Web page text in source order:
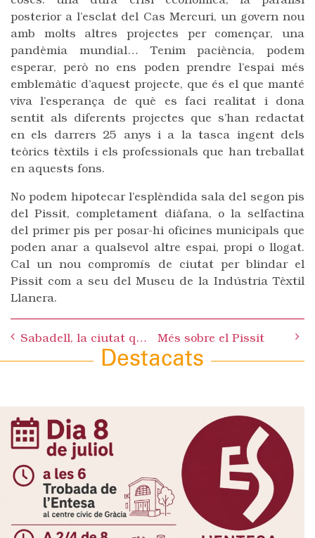
posterior a l’esclat del Cas Mercuri, un govern nou
amb molts altres projectes per començar, una
pandèmia mundial… Tenim paciència, podem
esperar, però no ens poden prendre l’espai més
emblemàtic d’aquest projecte, que és el que manté
viva l’esperança de què es faci realitat i dona
sentit als diferents projectes que s’han redactat
en els darrers 25 anys i a la tasca ingent dels
teòrics tèxtils i els professionals que han treballat
en aquests fons.
No podem hipotecar l’esplèndida sala del segon pis
del Pissit, completament diàfana, o la selfactina
del primer pis per posar-hi oficines municipals que
poden anar a qualsevol altre espai, propi o llogat.
Cal un nou compromís de ciutat per blindar el
Pissit com a seu del Museu de la Indústria Tèxtil
Llanera.
navigation
Sabadell, la ciutat que no valora el seu Patrimoni Més sobre el Pissit
Destacats